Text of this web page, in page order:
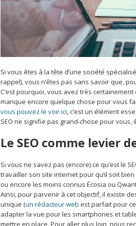
Si vous êtes à la tête d’une société
rappel), vous n’êtes pas sans savoir que,
C’est pourquoi, vous avez très
manque encore quelque chose pour vous
vous pouvez le voir ici, c’est un élément
SEO ne signifie pas grand-chose pour
Le SEO comme levier
Si vous ne savez pas (encore) ce qu’est le
travailler son site internet pour qu’il soit
ou encore les moins connus Écosia ou
Ainsi, pour parvenir à cet objectif, il existe
unique (un rédacteur web est parfait pour
adapter la vue pour les smartphones et
mettre en place. Pour aller plus loin, nous